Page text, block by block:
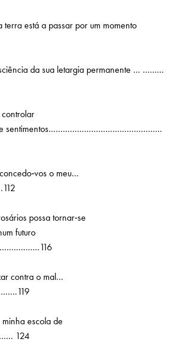
está a passar por um momento
da sua letargia permanente … ………
e sentimentos…………………………………………
o meu…
possa tornar‑se
futuro
contra o mal…
escola de
124